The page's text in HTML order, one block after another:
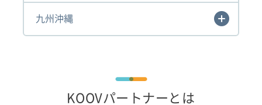
九州沖縄
KOOVパートナーとは